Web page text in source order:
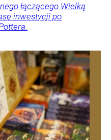
łączącego Wielką
inwestycji po